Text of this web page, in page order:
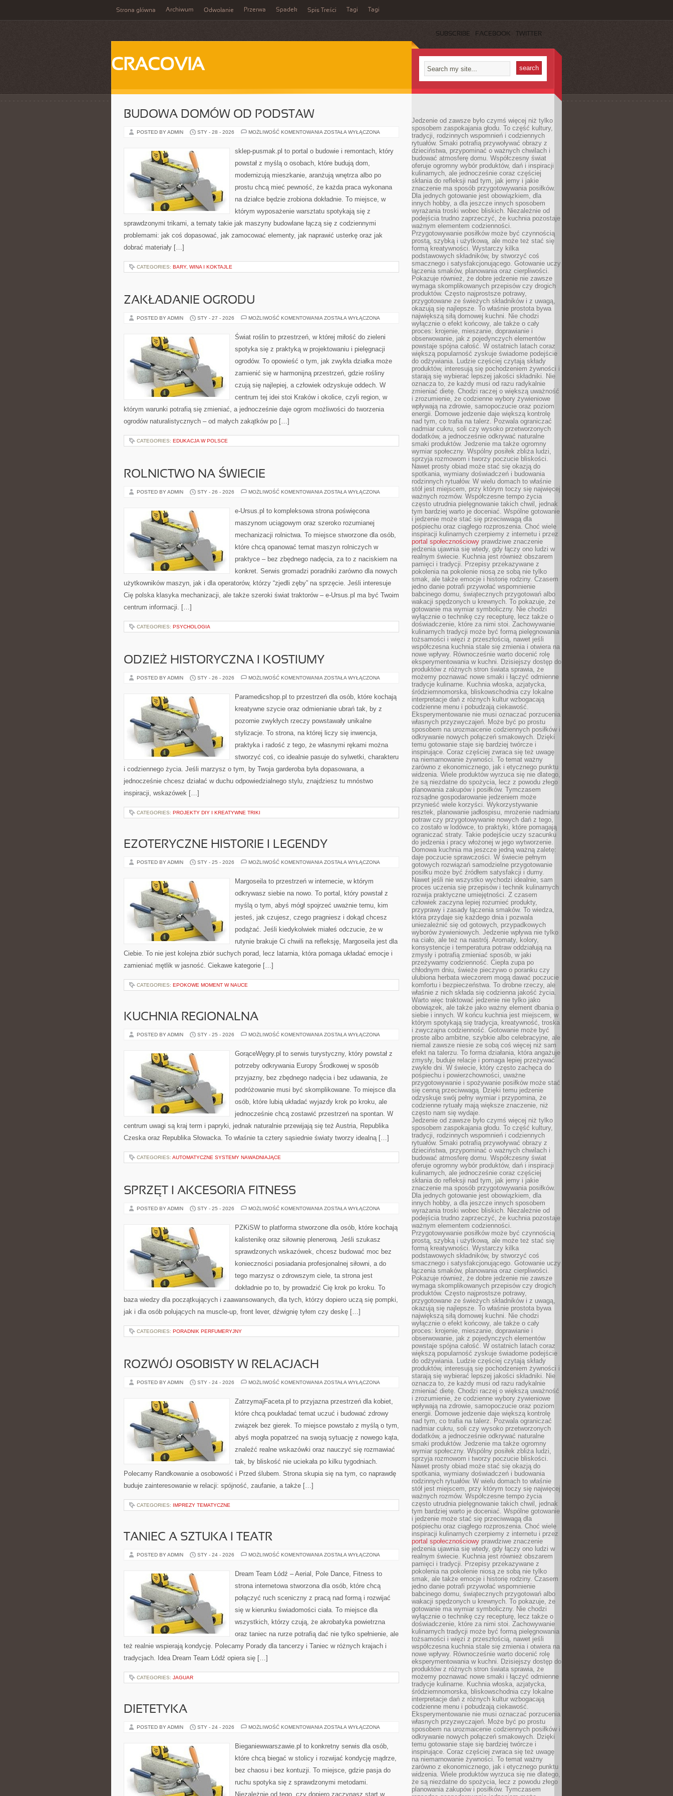
Strona główna Archiwum Odwołanie Przerwa Spadek Spis Treści Tagi Tagi
SUBSCRIBE FACEBOOK TWITTER
CRACOVIA
BUDOWA DOMÓW OD PODSTAW
POSTED BY ADMIN STY - 28 - 2026 MOŻLIWOŚĆ KOMENTOWANIA BUDOWA
PODSTAW
ZOSTAŁA WYŁĄCZONA
sklep-pusmak.pl to portal o budowie i remontach, który
powstał z myślą o osobach, które budują dom,
modernizują mieszkanie, aranżują wnętrza albo po
prostu chcą mieć pewność, że każda praca wykonana
na działce będzie zrobiona dokładnie. To miejsce, w
którym wyposażenie warsztatu spotykają się z
sprawdzonymi trikami, a tematy takie jak maszyny budowlane łączą się z codziennymi
problemami: jak coś dopasować, jak zamocować elementy, jak naprawić usterkę oraz jak
dobrać materiały […]
CATEGORIES: BARY, WINA I KOKTAJLE
ZAKŁADANIE OGRODU
POSTED BY ADMIN STY - 27 - 2026 MOŻLIWOŚĆ KOMENTOWANIA ZAKŁADANIE
ZOSTAŁA WYŁĄCZONA
Świat roślin to przestrzeń, w której miłość do zieleni
spotyka się z praktyką w projektowaniu i pielęgnacji
ogrodów. To opowieść o tym, jak zwykła działka może
zamienić się w harmonijną przestrzeń, gdzie rośliny
czują się najlepiej, a człowiek odzyskuje oddech. W
centrum tej idei stoi Kraków i okolice, czyli region, w
którym warunki potrafią się zmieniać, a jednocześnie daje ogrom możliwości do tworzenia
ogrodów naturalistycznych – od małych zakątków po […]
CATEGORIES: EDUKACJA W POLSCE
ROLNICTWO NA ŚWIECIE
POSTED BY ADMIN STY - 26 - 2026 MOŻLIWOŚĆ KOMENTOWANIA ROLNICTWO
ZOSTAŁA WYŁĄCZONA
e-Ursus.pl to kompleksowa strona poświęcona
maszynom uciągowym oraz szeroko rozumianej
mechanizacji rolnictwa. To miejsce stworzone dla osób,
które chcą opanować temat maszyn rolniczych w
praktyce – bez zbędnego nadęcia, za to z naciskiem na
konkret. Serwis gromadzi poradniki zarówno dla nowych
użytkowników maszyn, jak i dla operatorów, którzy “zjedli zęby” na sprzęcie. Jeśli interesuje
Cię polska klasyka mechanizacji, ale także szeroki świat traktorów – e-Ursus.pl ma być Twoim
centrum informacji. […]
CATEGORIES: PSYCHOLOGIA
ODZIEŻ HISTORYCZNA I KOSTIUMY
POSTED BY ADMIN STY - 26 - 2026 MOŻLIWOŚĆ KOMENTOWANIA ODZIEŻ
KOSTIUMY
ZOSTAŁA WYŁĄCZONA
Paramedicshop.pl to przestrzeń dla osób, które kochają
kreatywne szycie oraz odmienianie ubrań tak, by z
pozornie zwykłych rzeczy powstawały unikalne
stylizacje. To strona, na której liczy się inwencja,
praktyka i radość z tego, że własnymi rękami można
stworzyć coś, co idealnie pasuje do sylwetki, charakteru
i codziennego życia. Jeśli marzysz o tym, by Twoja garderoba była dopasowana, a
jednocześnie chcesz działać w duchu odpowiedzialnego stylu, znajdziesz tu mnóstwo
inspiracji, wskazówek […]
CATEGORIES: PROJEKTY DIY I KREATYWNE TRIKI
EZOTERYCZNE HISTORIE I LEGENDY
POSTED BY ADMIN STY - 25 - 2026 MOŻLIWOŚĆ KOMENTOWANIA EZOTERYCZNE
LEGENDY
ZOSTAŁA WYŁĄCZONA
Margoseila to przestrzeń w internecie, w którym
odkrywasz siebie na nowo. To portal, który powstał z
myślą o tym, abyś mógł spojrzeć uważnie temu, kim
jesteś, jak czujesz, czego pragniesz i dokąd chcesz
podążać. Jeśli kiedykolwiek miałeś odczucie, że w
rutynie brakuje Ci chwili na refleksję, Margoseila jest dla
Ciebie. To nie jest kolejna zbiór suchych porad, lecz latarnia, która pomaga układać emocje i
zamieniać mętlik w jasność. Ciekawe kategorie […]
CATEGORIES: EPOKOWE MOMENT W NAUCE
KUCHNIA REGIONALNA
POSTED BY ADMIN STY - 25 - 2026 MOŻLIWOŚĆ KOMENTOWANIA KUCHNIA
ZOSTAŁA WYŁĄCZONA
GorąceWęgry.pl to serwis turystyczny, który powstał z
potrzeby odkrywania Europy Środkowej w sposób
przyjazny, bez zbędnego nadęcia i bez udawania, że
podróżowanie musi być skomplikowane. To miejsce dla
osób, które lubią układać wyjazdy krok po kroku, ale
jednocześnie chcą zostawić przestrzeń na spontan. W
centrum uwagi są kraj term i papryki, jednak naturalnie przewijają się też Austria, Republika
Czeska oraz Republika Słowacka. To właśnie ta cztery sąsiednie światy tworzy idealną […]
CATEGORIES: AUTOMATYCZNE SYSTEMY NAWADNIAJĄCE
SPRZĘT I AKCESORIA FITNESS
POSTED BY ADMIN STY - 25 - 2026 MOŻLIWOŚĆ KOMENTOWANIA SPRZĘT
FITNESS
ZOSTAŁA WYŁĄCZONA
PZKiSW to platforma stworzone dla osób, które kochają
kalistenikę oraz siłownię plenerową. Jeśli szukasz
sprawdzonych wskazówek, chcesz budować moc bez
konieczności posiadania profesjonalnej siłowni, a do
tego marzysz o zdrowszym ciele, ta strona jest
dokładnie po to, by prowadzić Cię krok po kroku. To
baza wiedzy dla początkujących i zaawansowanych, dla tych, którzy dopiero uczą się pompki,
jak i dla osób polujących na muscle-up, front lever, dźwignię tyłem czy deskę […]
CATEGORIES: PORADNIK PERFUMERYJNY
ROZWÓJ OSOBISTY W RELACJACH
POSTED BY ADMIN STY - 24 - 2026 MOŻLIWOŚĆ KOMENTOWANIA ROZWÓJ
RELACJACH
ZOSTAŁA WYŁĄCZONA
ZatrzymajFaceta.pl to przyjazna przestrzeń dla kobiet,
które chcą poukładać temat uczuć i budować zdrowy
związek bez gierek. To miejsce powstało z myślą o tym,
abyś mogła popatrzeć na swoją sytuację z nowego kąta,
znaleźć realne wskazówki oraz nauczyć się rozmawiać
tak, by bliskość nie uciekała po kilku tygodniach.
Polecamy Randkowanie a osobowość i Przed ślubem. Strona skupia się na tym, co naprawdę
buduje zainteresowanie w relacji: spójność, zaufanie, a także […]
CATEGORIES: IMPREZY TEMATYCZNE
TANIEC A SZTUKA I TEATR
POSTED BY ADMIN STY - 24 - 2026 MOŻLIWOŚĆ KOMENTOWANIA TANIEC
I
TEATR
ZOSTAŁA WYŁĄCZONA
Dream Team Łódź – Aerial, Pole Dance, Fitness to
strona internetowa stworzona dla osób, które chcą
połączyć ruch sceniczny z pracą nad formą i rozwijać
się w kierunku świadomości ciała. To miejsce dla
wszystkich, którzy czują, że akrobatyka powietrzna
oraz taniec na rurze potrafią dać nie tylko spełnienie, ale
też realnie wspierają kondycję. Polecamy Porady dla tancerzy i Taniec w różnych krajach i
tradycjach. Idea Dream Team Łódź opiera się […]
CATEGORIES: JAGUAR
DIETETYKA
POSTED BY ADMIN STY - 24 - 2026 MOŻLIWOŚĆ KOMENTOWANIA DIETETYKA
ZOSTAŁA WYŁĄCZONA
Bieganiewwarszawie.pl to konkretny serwis dla osób,
które chcą biegać w stolicy i rozwijać kondycję mądrze,
bez chaosu i bez kontuzji. To miejsce, gdzie pasja do
ruchu spotyka się z sprawdzonymi metodami.
Niezależnie od tego, czy dopiero zaczynasz start w
Jedzenie od zawsze było czymś więcej niż tylko
sposobem zaspokajania głodu. To część kultury,
tradycji, rodzinnych wspomnień i codziennych
rytuałów. Smaki potrafią przywoływać obrazy z
dzieciństwa, przypominać o ważnych chwilach i
budować atmosferę domu. Współczesny świat
oferuje ogromny wybór produktów, dań i inspiracji
kulinarnych, ale jednocześnie coraz częściej
skłania do refleksji nad tym, jak jemy i jakie
znaczenie ma sposób przygotowywania posiłków.
Dla jednych gotowanie jest obowiązkiem, dla
innych hobby, a dla jeszcze innych sposobem
wyrażania troski wobec bliskich. Niezależnie od
podejścia trudno zaprzeczyć, że kuchnia pozostaje
ważnym elementem codzienności.
Przygotowywanie posiłków może być czynnością
prostą, szybką i użytkową, ale może też stać się
formą kreatywności. Wystarczy kilka
podstawowych składników, by stworzyć coś
smacznego i satysfakcjonującego. Gotowanie uczy
łączenia smaków, planowania oraz cierpliwości.
Pokazuje również, że dobre jedzenie nie zawsze
wymaga skomplikowanych przepisów czy drogich
produktów. Często najprostsze potrawy,
przygotowane ze świeżych składników i z uwagą,
okazują się najlepsze. To właśnie prostota bywa
największą siłą domowej kuchni. Nie chodzi
wyłącznie o efekt końcowy, ale także o cały
proces: krojenie, mieszanie, doprawianie i
obserwowanie, jak z pojedynczych elementów
powstaje spójna całość. W ostatnich latach coraz
większą popularność zyskuje świadome podejście
do odżywiania. Ludzie częściej czytają składy
produktów, interesują się pochodzeniem żywności i
starają się wybierać lepszej jakości składniki. Nie
oznacza to, że każdy musi od razu radykalnie
zmieniać dietę. Chodzi raczej o większą uważność
i zrozumienie, że codzienne wybory żywieniowe
wpływają na zdrowie, samopoczucie oraz poziom
energii. Domowe jedzenie daje większą kontrolę
nad tym, co trafia na talerz. Pozwala ograniczać
nadmiar cukru, soli czy wysoko przetworzonych
dodatków, a jednocześnie odkrywać naturalne
smaki produktów. Jedzenie ma także ogromny
wymiar społeczny. Wspólny posiłek zbliża ludzi,
sprzyja rozmowom i tworzy poczucie bliskości.
Nawet prosty obiad może stać się okazją do
spotkania, wymiany doświadczeń i budowania
rodzinnych rytuałów. W wielu domach to właśnie
stół jest miejscem, przy którym toczy się najwięcej
ważnych rozmów. Współczesne tempo życia
często utrudnia pielęgnowanie takich chwil, jednak
tym bardziej warto je doceniać. Wspólne gotowanie
i jedzenie może stać się przeciwwagą dla
pośpiechu oraz ciągłego rozproszenia. Choć wiele
inspiracji kulinarnych czerpiemy z internetu i przez
portal społecznościowy prawdziwe znaczenie
jedzenia ujawnia się wtedy, gdy łączy ono ludzi w
realnym świecie. Kuchnia jest również obszarem
pamięci i tradycji. Przepisy przekazywane z
pokolenia na pokolenie niosą ze sobą nie tylko
smak, ale także emocje i historię rodziny. Czasem
jedno danie potrafi przywołać wspomnienie
babcinego domu, świątecznych przygotowań albo
wakacji spędzonych u krewnych. To pokazuje, że
gotowanie ma wymiar symboliczny. Nie chodzi
wyłącznie o technikę czy recepturę, lecz także o
doświadczenie, które za nimi stoi. Zachowywanie
kulinarnych tradycji może być formą pielęgnowania
tożsamości i więzi z przeszłością, nawet jeśli
współczesna kuchnia stale się zmienia i otwiera na
nowe wpływy. Równocześnie warto docenić rolę
eksperymentowania w kuchni. Dzisiejszy dostęp do
produktów z różnych stron świata sprawia, że
możemy poznawać nowe smaki i łączyć odmienne
tradycje kulinarne. Kuchnia włoska, azjatycka,
śródziemnomorska, bliskowschodnia czy lokalne
interpretacje dań z różnych kultur wzbogacają
codzienne menu i pobudzają ciekawość.
Eksperymentowanie nie musi oznaczać porzucenia
własnych przyzwyczajeń. Może być po prostu
sposobem na urozmaicenie codziennych posiłków i
odkrywanie nowych połączeń smakowych. Dzięki
temu gotowanie staje się bardziej twórcze i
inspirujące. Coraz częściej zwraca się też uwagę
na niemarnowanie żywności. To temat ważny
zarówno z ekonomicznego, jak i etycznego punktu
widzenia. Wiele produktów wyrzuca się nie dlatego,
że są niezdatne do spożycia, lecz z powodu złego
planowania zakupów i posiłków. Tymczasem
rozsądne gospodarowanie jedzeniem może
przynieść wiele korzyści. Wykorzystywanie
resztek, planowanie jadłospisu, mrożenie nadmiaru
potraw czy przygotowywanie nowych dań z tego,
co zostało w lodówce, to praktyki, które pomagają
ograniczać straty. Takie podejście uczy szacunku
do jedzenia i pracy włożonej w jego wytworzenie.
Domowa kuchnia ma jeszcze jedną ważną zaletę:
daje poczucie sprawczości. W świecie pełnym
gotowych rozwiązań samodzielne przygotowanie
posiłku może być źródłem satysfakcji i dumy.
Nawet jeśli nie wszystko wychodzi idealnie, sam
proces uczenia się przepisów i technik kulinarnych
rozwija praktyczne umiejętności. Z czasem
człowiek zaczyna lepiej rozumieć produkty,
przyprawy i zasady łączenia smaków. To wiedza,
która przydaje się każdego dnia i pozwala
uniezależnić się od gotowych, przypadkowych
wyborów żywieniowych. Jedzenie wpływa nie tylko
na ciało, ale też na nastrój. Aromaty, kolory,
konsystencje i temperatura potraw oddziałują na
zmysły i potrafią zmieniać sposób, w jaki
przeżywamy codzienność. Ciepła zupa po
chłodnym dniu, świeże pieczywo o poranku czy
ulubiona herbata wieczorem mogą dawać poczucie
komfortu i bezpieczeństwa. To drobne rzeczy, ale
właśnie z nich składa się codzienna jakość życia.
Warto więc traktować jedzenie nie tylko jako
obowiązek, ale także jako ważny element dbania o
siebie i innych. W końcu kuchnia jest miejscem, w
którym spotykają się tradycja, kreatywność, troska
i zwyczajna codzienność. Gotowanie może być
proste albo ambitne, szybkie albo celebracyjne, ale
niemal zawsze niesie ze sobą coś więcej niż sam
efekt na talerzu. To forma działania, która angażuje
zmysły, buduje relacje i pomaga lepiej przeżywać
zwykłe dni. W świecie, który często zachęca do
pośpiechu i powierzchowności, uważne
przygotowywanie i spożywanie posiłków może stać
się cenną przeciwwagą. Dzięki temu jedzenie
odzyskuje swój pełny wymiar i przypomina, że
codzienne rytuały mają większe znaczenie, niż
często nam się wydaje.
Jedzenie od zawsze było czymś więcej niż tylko
sposobem zaspokajania głodu. To część kultury,
tradycji, rodzinnych wspomnień i codziennych
rytuałów. Smaki potrafią przywoływać obrazy z
dzieciństwa, przypominać o ważnych chwilach i
budować atmosferę domu. Współczesny świat
oferuje ogromny wybór produktów, dań i inspiracji
kulinarnych, ale jednocześnie coraz częściej
skłania do refleksji nad tym, jak jemy i jakie
znaczenie ma sposób przygotowywania posiłków.
Dla jednych gotowanie jest obowiązkiem, dla
innych hobby, a dla jeszcze innych sposobem
wyrażania troski wobec bliskich. Niezależnie od
podejścia trudno zaprzeczyć, że kuchnia pozostaje
ważnym elementem codzienności.
Przygotowywanie posiłków może być czynnością
prostą, szybką i użytkową, ale może też stać się
formą kreatywności. Wystarczy kilka
podstawowych składników, by stworzyć coś
smacznego i satysfakcjonującego. Gotowanie uczy
łączenia smaków, planowania oraz cierpliwości.
Pokazuje również, że dobre jedzenie nie zawsze
wymaga skomplikowanych przepisów czy drogich
produktów. Często najprostsze potrawy,
przygotowane ze świeżych składników i z uwagą,
okazują się najlepsze. To właśnie prostota bywa
największą siłą domowej kuchni. Nie chodzi
wyłącznie o efekt końcowy, ale także o cały
proces: krojenie, mieszanie, doprawianie i
obserwowanie, jak z pojedynczych elementów
powstaje spójna całość. W ostatnich latach coraz
większą popularność zyskuje świadome podejście
do odżywiania. Ludzie częściej czytają składy
produktów, interesują się pochodzeniem żywności i
starają się wybierać lepszej jakości składniki. Nie
oznacza to, że każdy musi od razu radykalnie
zmieniać dietę. Chodzi raczej o większą uważność
i zrozumienie, że codzienne wybory żywieniowe
wpływają na zdrowie, samopoczucie oraz poziom
energii. Domowe jedzenie daje większą kontrolę
nad tym, co trafia na talerz. Pozwala ograniczać
nadmiar cukru, soli czy wysoko przetworzonych
dodatków, a jednocześnie odkrywać naturalne
smaki produktów. Jedzenie ma także ogromny
wymiar społeczny. Wspólny posiłek zbliża ludzi,
sprzyja rozmowom i tworzy poczucie bliskości.
Nawet prosty obiad może stać się okazją do
spotkania, wymiany doświadczeń i budowania
rodzinnych rytuałów. W wielu domach to właśnie
stół jest miejscem, przy którym toczy się najwięcej
ważnych rozmów. Współczesne tempo życia
często utrudnia pielęgnowanie takich chwil, jednak
tym bardziej warto je doceniać. Wspólne gotowanie
i jedzenie może stać się przeciwwagą dla
pośpiechu oraz ciągłego rozproszenia. Choć wiele
inspiracji kulinarnych czerpiemy z internetu i przez
portal społecznościowy prawdziwe znaczenie
jedzenia ujawnia się wtedy, gdy łączy ono ludzi w
realnym świecie. Kuchnia jest również obszarem
pamięci i tradycji. Przepisy przekazywane z
pokolenia na pokolenie niosą ze sobą nie tylko
smak, ale także emocje i historię rodziny. Czasem
jedno danie potrafi przywołać wspomnienie
babcinego domu, świątecznych przygotowań albo
wakacji spędzonych u krewnych. To pokazuje, że
gotowanie ma wymiar symboliczny. Nie chodzi
wyłącznie o technikę czy recepturę, lecz także o
doświadczenie, które za nimi stoi. Zachowywanie
kulinarnych tradycji może być formą pielęgnowania
tożsamości i więzi z przeszłością, nawet jeśli
współczesna kuchnia stale się zmienia i otwiera na
nowe wpływy. Równocześnie warto docenić rolę
eksperymentowania w kuchni. Dzisiejszy dostęp do
produktów z różnych stron świata sprawia, że
możemy poznawać nowe smaki i łączyć odmienne
tradycje kulinarne. Kuchnia włoska, azjatycka,
śródziemnomorska, bliskowschodnia czy lokalne
interpretacje dań z różnych kultur wzbogacają
codzienne menu i pobudzają ciekawość.
Eksperymentowanie nie musi oznaczać porzucenia
własnych przyzwyczajeń. Może być po prostu
sposobem na urozmaicenie codziennych posiłków i
odkrywanie nowych połączeń smakowych. Dzięki
temu gotowanie staje się bardziej twórcze i
inspirujące. Coraz częściej zwraca się też uwagę
na niemarnowanie żywności. To temat ważny
zarówno z ekonomicznego, jak i etycznego punktu
widzenia. Wiele produktów wyrzuca się nie dlatego,
że są niezdatne do spożycia, lecz z powodu złego
planowania zakupów i posiłków. Tymczasem